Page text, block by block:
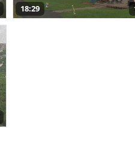
18:29